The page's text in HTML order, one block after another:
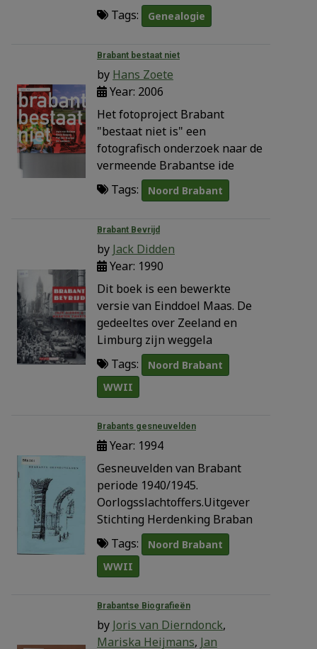
Tags:
Genealogie
Brabant bestaat niet
by Hans Zoete
Year: 2006
Het fotoproject Brabant
"bestaat niet is" een
fotografisch onderzoek naar de
vermeende Brabantse ide
Tags:
Noord Brabant
Brabant Bevrijd
by Jack Didden
Year: 1990
Dit boek is een bewerkte
versie van Einddoel Maas. De
gedeeltes over Zeeland en
Limburg zijn weggela
Tags:
Noord Brabant
WWII
Brabants gesneuvelden
Year: 1994
Gesneuvelden van Brabant
periode 1940/1945.
Oorlogsslachtoffers.Uitgever
Stichting Herdenking Braban
Tags:
Noord Brabant
WWII
Brabantse Biografieën
by Joris van Dierndonck,
Mariska Heijmans, Jan